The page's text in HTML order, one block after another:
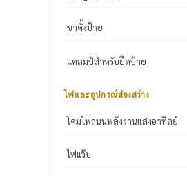
ขาตั้งป้าย
แคลมป์สำหรับยึดป้าย
ไฟและอุปกรณ์ส่องสว่าง
โคมไฟถนนพลังงานแสงอาทิตย์
ไฟแว๊บ